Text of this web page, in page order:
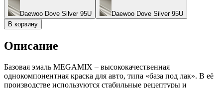
Daewoo Dove Silver 95U
Daewoo Dove Silver 95U
В корзину
Описание
Базовая эмаль MEGAMIX – высококачественная
однокомпонентная краска для авто, типа «база под лак». В её
производстве используются стабильные рецептуры и